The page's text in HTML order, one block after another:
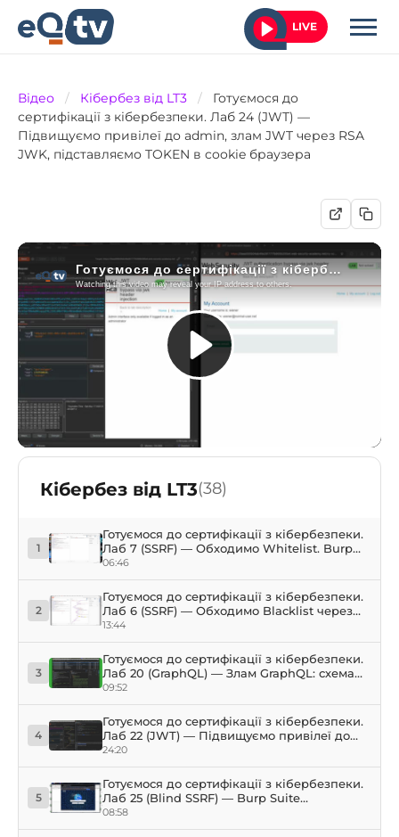
LIVE
Відео / Кібербез від LT3 /
Готуємося до
сертифікації з кібербезпеки. Лаб 24 (JWT) —
Підвищуємо привілеї до admin, злам JWT через RSA
JWK, підставляємо TOKEN в cookie браузера
Кібербез від LT3(38)
1
Готуємося до сертифікації з кібербезпеки.
Лаб 7 (SSRF) — Обходимо Whitelist. Burp
Suite
06:46
2
Готуємося до сертифікації з кібербезпеки.
Лаб 6 (SSRF) — Обходимо Blacklist через
кодування. Python, Burp Suite
13:44
3
Готуємося до сертифікації з кібербезпеки.
Лаб 20 (GraphQL) — Злам GraphQL: схема
GraphQL, шукаємо прихований ключ
09:52
4
Готуємося до сертифікації з кібербезпеки.
Лаб 22 (JWT) — Підвищуємо привілеї до
admin, CSRF, Python, Burp Suite
24:20
5
Готуємося до сертифікації з кібербезпеки.
Лаб 25 (Blind SSRF) — Burp Suite
Collaborator
08:58